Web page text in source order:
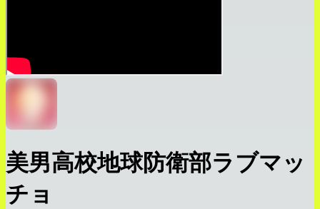
美男高校地球防衛部ラブマッ
チョ